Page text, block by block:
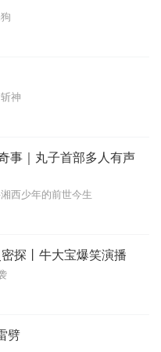
神
事｜丸子首部多人有声
西少年的前世今生
探丨牛大宝爆笑演播
劈